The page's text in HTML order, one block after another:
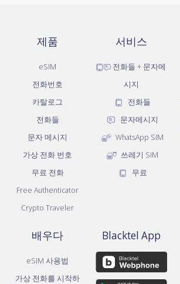
제품
eSIM
전화번호
카탈로그
전화들
문자 메시지
가상 전화 번호
무료 전화
Free Authenticator
Crypto Traveler
서비스
전화들 + 문자메
시지
전화들
문자메시지
WhatsApp SIM
쓰레기 SIM
무료
배우다
eSIM 사용법
가상 전화를 시작하
Blacktel App